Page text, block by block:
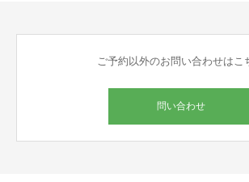
ご予約以外のお問い合わせはこ
問い合わせ